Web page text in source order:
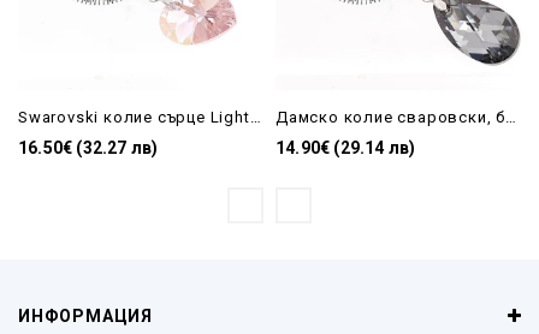
16.50€ (32.27 лв) 14.90€ (29.14 лв)
ИНФОРМАЦИЯ